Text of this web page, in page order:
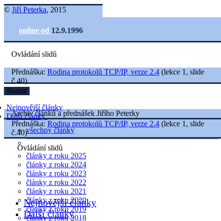
© Jiří Peterka, 2015
online od 12.9.1996
Ovládání slidů
Nejnovější články
Další články
všechny články
články z roku 2025
články z roku 2024
články z roku 2023
články z roku 2022
články z roku 2021
články z roku 2020
články z roku 2019
články z roku 2018
Přednáška: Rodina protokolů TCP/IP, verze 2.4 (lekce 1, slide
č.40)
Rozbal
Archiv článků a přednášek Jiřího Peterky
Přednáška: Rodina protokolů TCP/IP, verze 2.4 (lekce 1, slide
č.40)
Ovládání slidů
Nejnovější články
Další články